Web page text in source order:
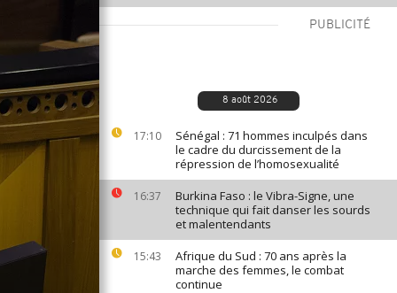
PUBLICITÉ
8 août 2026
17:10
Sénégal : 71 hommes inculpés dans
le cadre du durcissement de la
répression de l’homosexualité
16:37
Burkina Faso : le Vibra-Signe, une
technique qui fait danser les sourds
et malentendants
15:43
Afrique du Sud : 70 ans après la
marche des femmes, le combat
continue